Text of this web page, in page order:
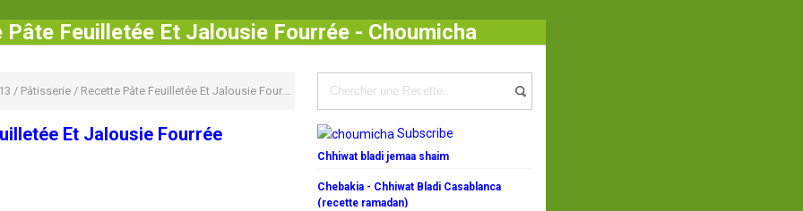
Pâte Feuilletée Et Jalousie Fourrée - Choumicha
/ Pâtisserie / Recette Pâte Feuilletée Et Jalousie Fourrée
Et Jalousie Fourrée Subscribe
Chhiwat bladi jemaa shaim
Chebakia - Chhiwat Bladi Casablanca
(recette ramadan)